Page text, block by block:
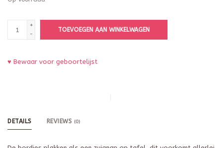
+
-
TOEVOEGEN AAN WINKELWAGEN
♥ Bewaar voor geboortelijst
DETAILS REVIEWS (0)